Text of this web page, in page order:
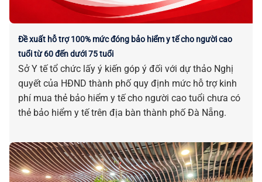
Đề xuất hỗ trợ 100% mức đóng bảo hiểm y tế cho người cao
tuổi từ 60 đến dưới 75 tuổi
Sở Y tế tổ chức lấy ý kiến góp ý đối với dự thảo Nghị
quyết của HĐND thành phố quy định mức hỗ trợ kinh
phí mua thẻ bảo hiểm y tế cho người cao tuổi chưa có
thẻ bảo hiểm y tế trên địa bàn thành phố Đà Nẵng.